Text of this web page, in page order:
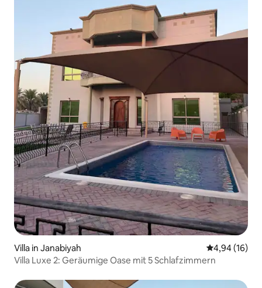
Villa in Janabiyah
4,94 (16)
Villa Luxe 2: Geräumige Oase mit 5 Schlafzimmern